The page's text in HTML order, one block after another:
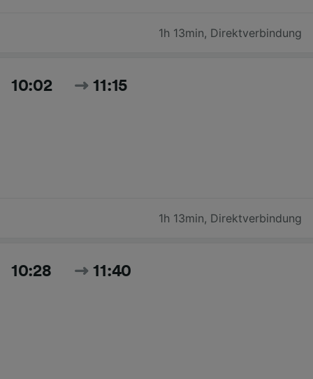
1h 13min, Direktverbindung
10:02 11:15
1h 13min, Direktverbindung
10:28 11:40